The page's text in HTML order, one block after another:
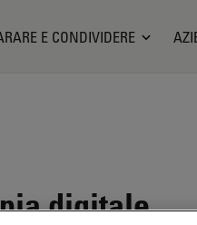
E CONDIVIDERE
digitale